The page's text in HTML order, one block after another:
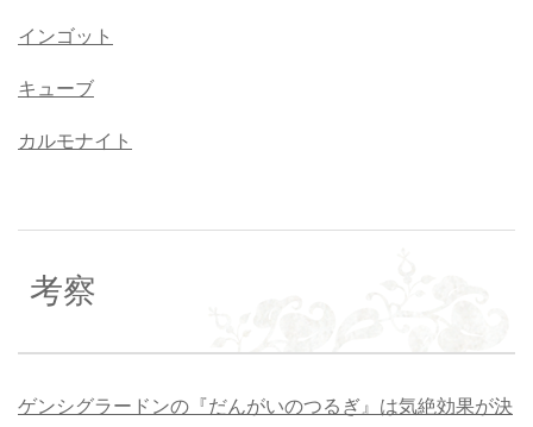
インゴット
キューブ
カルモナイト
考察
ゲンシグラードンの『だんがいのつるぎ』は気絶効果が決